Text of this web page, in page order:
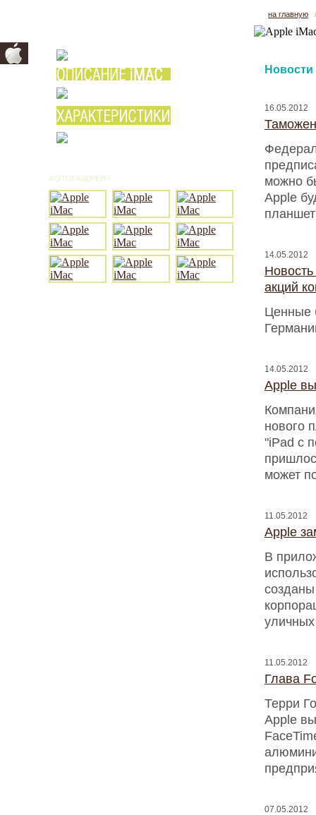
ФОТОГАЛЕРЕЯ /
на главную
Новости
16.05.2012
можно
Apple
14.05.2012
акций
Ценные
14.05.2012
Apple
нового
"iPad с
может
11.05.2012
Apple
В
11.05.2012
Глава
Терри
Apple
07.05.2012